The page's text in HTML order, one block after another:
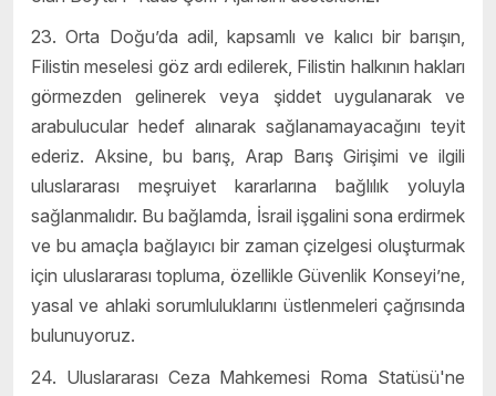
23. Orta Doğu’da adil, kapsamlı ve kalıcı bir barışın,
Filistin meselesi göz ardı edilerek, Filistin halkının hakları
görmezden gelinerek veya şiddet uygulanarak ve
arabulucular hedef alınarak sağlanamayacağını teyit
ederiz. Aksine, bu barış, Arap Barış Girişimi ve ilgili
uluslararası meşruiyet kararlarına bağlılık yoluyla
sağlanmalıdır. Bu bağlamda, İsrail işgalini sona erdirmek
ve bu amaçla bağlayıcı bir zaman çizelgesi oluşturmak
için uluslararası topluma, özellikle Güvenlik Konseyi’ne,
yasal ve ahlaki sorumluluklarını üstlenmeleri çağrısında
bulunuyoruz.
24. Uluslararası Ceza Mahkemesi Roma Statüsü'ne